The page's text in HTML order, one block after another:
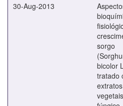
30-Aug-2013
sorgo
bicolor
tratado
extratos